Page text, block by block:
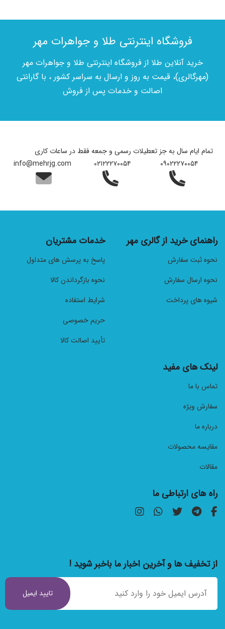
فروشگاه اینترنتی طلا و جواهرات مهر
خرید آنلاین طلا از فروشگاه اینترنتی طلا و جواهرات مهر
(مهرگالری)، قیمت به روز و ارسال به سراسر کشور ، با گارانتی
اصالت و خدمات پس از فروش
تمام ایام سال به جز تعطیلات رسمی و جمعه فقط در ساعات کاری
۰۹۰۲۲۲۷۰۰۵۴
۰۲۱۲۲۲۷۰۰۵۴ info@mehrjg.com
راهنمای خرید از گالری مهر
نحوه ثبت سفارش
نحوه ارسال سفارش
شیوه های پرداخت
خدمات مشتریان
پاسخ به پرسش های متداول
نحوه بازگرداندن کالا
شرایط استفاده
حریم خصوصی
تأیید اصالت کالا
لینک های مفید
تماس با ما
سفارش ویژه
درباره ما
مقایسه محصولات
مقالات
راه های ارتباطی ما
از تخفیف ها و آخرین اخبار ما باخبر شوید !
تایید ایمیل